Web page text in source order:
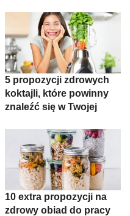
5 propozycji zdrowych
koktajli, które powinny
znaleźć się w Twojej
10 extra propozycji na
zdrowy obiad do pracy